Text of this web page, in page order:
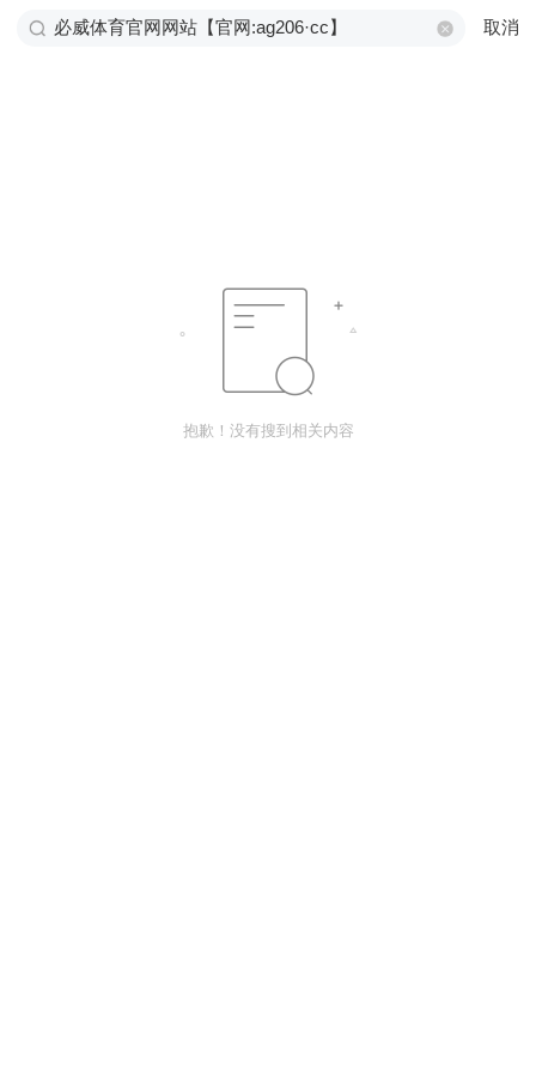
取消
抱歉！没有搜到相关内容